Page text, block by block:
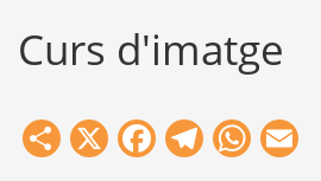
Herramientas
Curs d'imatge
Share
X Facebook